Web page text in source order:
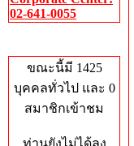
02-641-0055
ขณะนี้มี 1425
บุคคลทั่วไป และ 0
สมาชิกเข้าชม
ท่านยังไม่ได้ลง